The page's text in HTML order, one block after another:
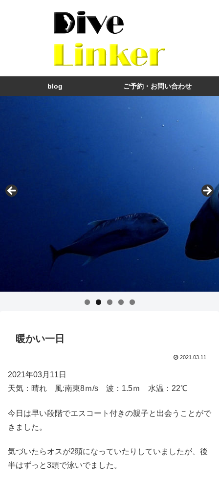
blog ご予約・お問い合わせ
暖かい一日
2021.03.11
2021年03月11日
天気：晴れ 風:南東8ｍ/s 波：1.5ｍ 水温：22℃
今日は早い段階でエスコート付きの親子と出会うことがで
きました。
気づいたらオスが2頭になっていたりしていましたが、後
半はずっと3頭で泳いでました。